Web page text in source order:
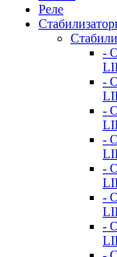
Реле
-
-
-
-
-
-
-